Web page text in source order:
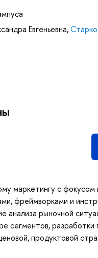
Евгеньевна,
маркетингу с
фреймворками и
анализа рыночной
сегментов,
продуктовой